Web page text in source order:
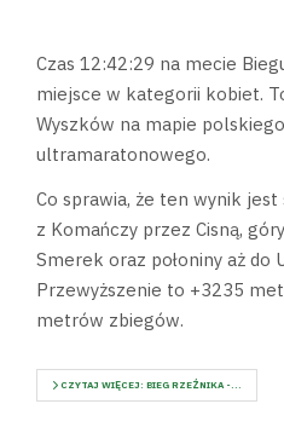
Czas 12:42:29 na mecie
miejsce w kategorii kobiet.
Wyszków na mapie
ultramaratonowego.
Co sprawia, że ten wynik
z Komańczy przez Cisną,
Smerek oraz połoniny aż do
Przewyższenie to +3235
metrów zbiegów.
CZYTAJ WIĘCEJ: BIEG RZEŹNIKA -...